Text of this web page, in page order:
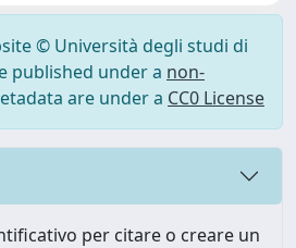
© Università degli studi di
published under a non-
are under a CC0 License
per citare o creare un